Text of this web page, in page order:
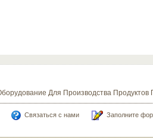
Для Производства Продуктов
Связаться с нами Заполните